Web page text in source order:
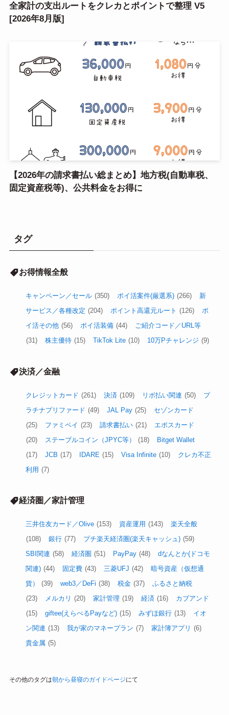
全家計の支出ルートをクレカとポイントで整理 V5
[2026年8月版]
【2026年の請求書払い総まとめ】地方税(自動車税、
固定資産税等)、公共料金をお得に
タグ
お得情報全般
キャンペーン／セール (350) ポイ活案件(厳選系) (266)
新
サービス／各種改定 (204) ポイント高還元ルート (126)
ポ
イ活その他 (56) ポイ活装備 (44)
ご紹介コード／URL等
(31)
株主優待 (15) TikTok Lite (10) 10万Pチャレンジ (9)
決済／金融
クレジットカード (261) 決済 (109) リボ払い関連 (50)
プ
ラチナプリファード (49) JAL Pay (25)
セゾンカード
(25)
ファミペイ (23) 請求書払い (21)
エポスカード
(20)
ステーブルコイン（JPYC等） (18)
Bitget Wallet
(17)
JCB (17) IDARE (15) Visa Infinite (10)
クレカ不正
利用 (7)
経済圏／家計管理
三井住友カード／Olive (153) 資産運用 (143)
楽天全般
(108)
銀行 (77) プチ楽天経済圏(楽天キャッシュ) (59)
SBI関連 (58) 経済圏 (51) PayPay (48)
dなんとか(ドコモ
関連) (44) 固定費 (43) 三菱UFJ (42)
暗号資産（仮想通
貨）
(39) web3／DeFi (38) 税金 (37)
ふるさと納税
(23)
メルカリ (20) 家計管理 (19) 経済 (16)
カブアンド
(15)
giftee(えらべるPayなど) (15) みずほ銀行 (13)
イオ
ン関連 (13) 我が家のマネープラン (7) 家計簿アプリ (6)
貴金属 (5)
その他のタグは朝から昼寝のガイドページにて